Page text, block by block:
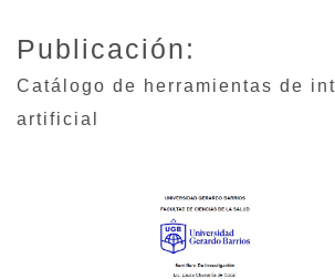
Publicación:
Catálogo de herramientas de
artificial